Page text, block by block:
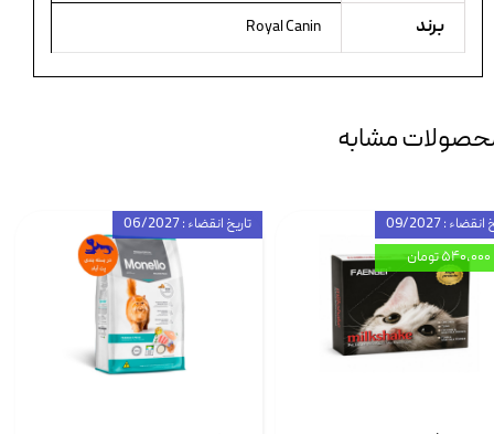
برند Royal Canin
مشابه
تاریخ انقضاء : 06/2027
: 09/2027
۵۴۰,۰۰۰ تومان